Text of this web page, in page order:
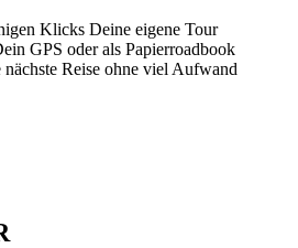
Klicks Deine eigene Tour
GPS oder als Papierroadbook
Reise ohne viel Aufwand